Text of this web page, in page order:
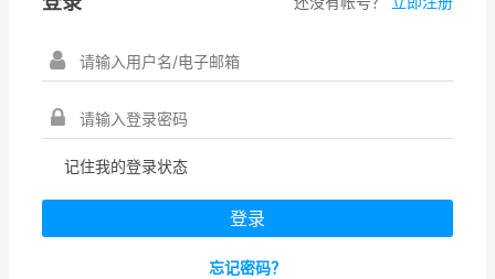
记住我的登录状态
忘记密码？